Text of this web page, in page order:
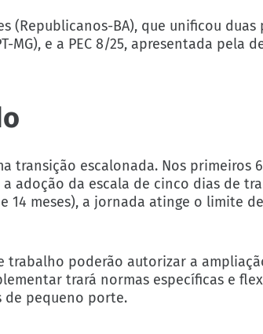
(Republicanos-BA), que unificou duas
MG), e a PEC 8/25, apresentada pela
transição escalonada. Nos primeiros
adoção da escala de cinco dias de
14 meses), a jornada atinge o limite
trabalho poderão autorizar a
trará normas específicas e
de pequeno porte.